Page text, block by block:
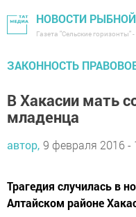
НОВОСТИ
Газета "Сельские
ЗАКОННОСТЬ
В Хакасии мать
младенца
автор, 9 февраля 2016 -
Трагедия случилась в
Алтайском районе